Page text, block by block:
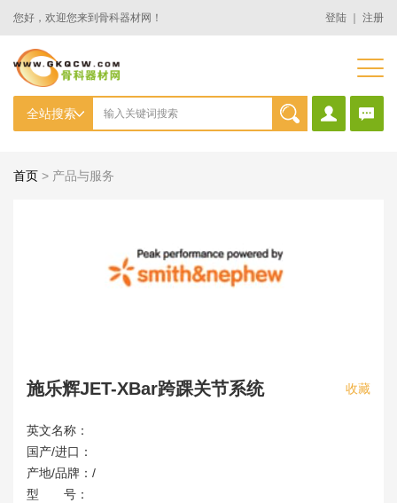
您好，欢迎您来到骨科器材网！ 登陆 注册
首页 > 产品与服务
施乐辉JET-XBar跨踝关节系统 收藏
英文名称：
国产/进口：
产地/品牌：/
型 号：